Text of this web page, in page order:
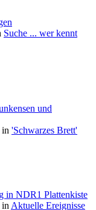
Suche ... wer kennt
und
'Schwarzes Brett'
in NDR1 Plattenkiste
Aktuelle Ereignisse